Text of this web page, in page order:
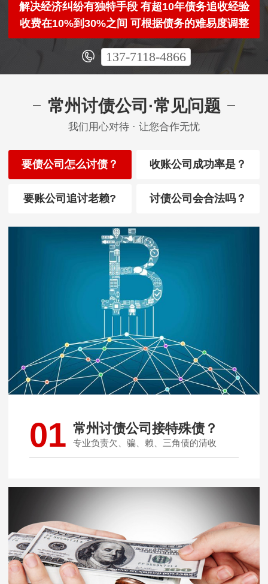
解决经济纠纷有独特手段 有超10年债务追收经验
收费在10%到30%之间 可根据债务的难易度调整
137-7118-4866
常州讨债公司·常见问题
我们用心对待 · 让您合作无忧
要债公司怎么讨债？ 收账公司成功率是？
要账公司追讨老赖? 讨债公司会合法吗？
01 常州讨债公司接特殊债？
专业负责欠、骗、赖、三角债的清收